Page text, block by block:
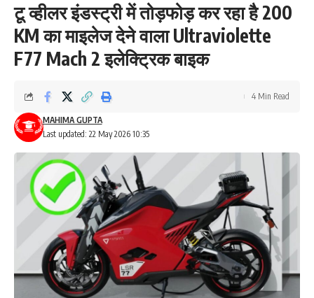
टू व्हीलर इंडस्ट्री में तोड़फोड़ कर रहा है 200
KM का माइलेज देने वाला Ultraviolette
F77 Mach 2 इलेक्ट्रिक बाइक
Last updated: 22 May 2026 10:35
MAHIMA GUPTA
4 Min Read